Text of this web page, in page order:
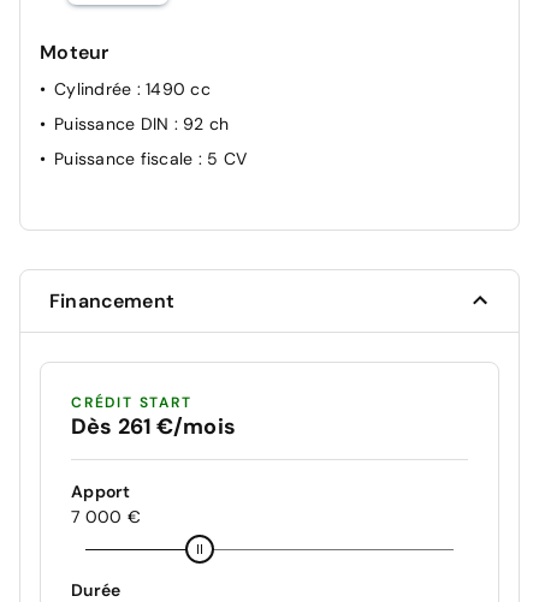
Moteur
Cylindrée : 1490 cc
Puissance DIN : 92 ch
Puissance fiscale : 5 CV
Financement
CRÉDIT START
Dès 261 €/mois
Apport
7 000 €
Durée